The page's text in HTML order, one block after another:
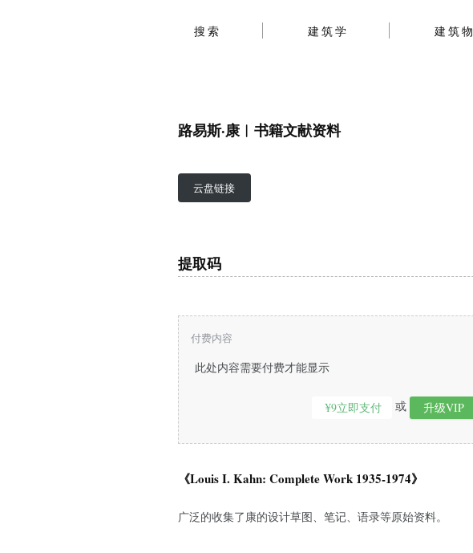
搜索 建筑学 建筑物
路易斯·康︱书籍文献资料
云盘链接
提取码
此处内容需要付费才能显示
¥9立即支付 或 升级VIP
付费内容
《Louis I. Kahn: Complete Work 1935-1974》
广泛的收集了康的设计草图、笔记、语录等原始资料。